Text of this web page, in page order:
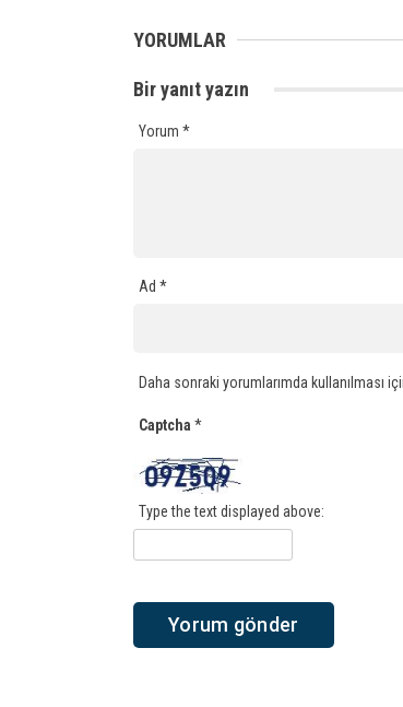
YORUMLAR
Bir yanıt yazın
Yorum *
Ad *
Daha sonraki yorumlarımda kullanılması
Captcha *
Type the text displayed above: